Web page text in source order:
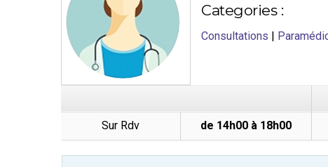
Categories :
Consultations |
Sur Rdv de 14h00 à 18h00